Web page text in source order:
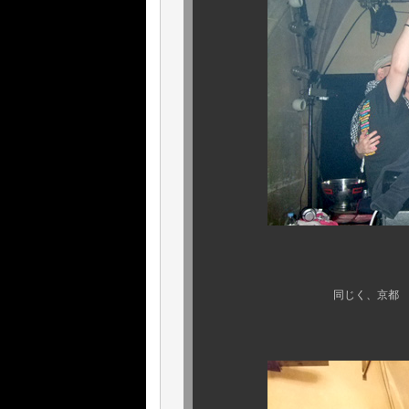
同じく、京都 （ ＠ ワー